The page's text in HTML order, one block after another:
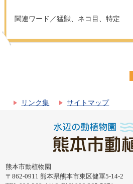
関連ワード／猛獣、ネコ目、特定
リンク集 サイトマップ
熊本市動植物園
〒862-0911 熊本県熊本市東区健軍5-14-2